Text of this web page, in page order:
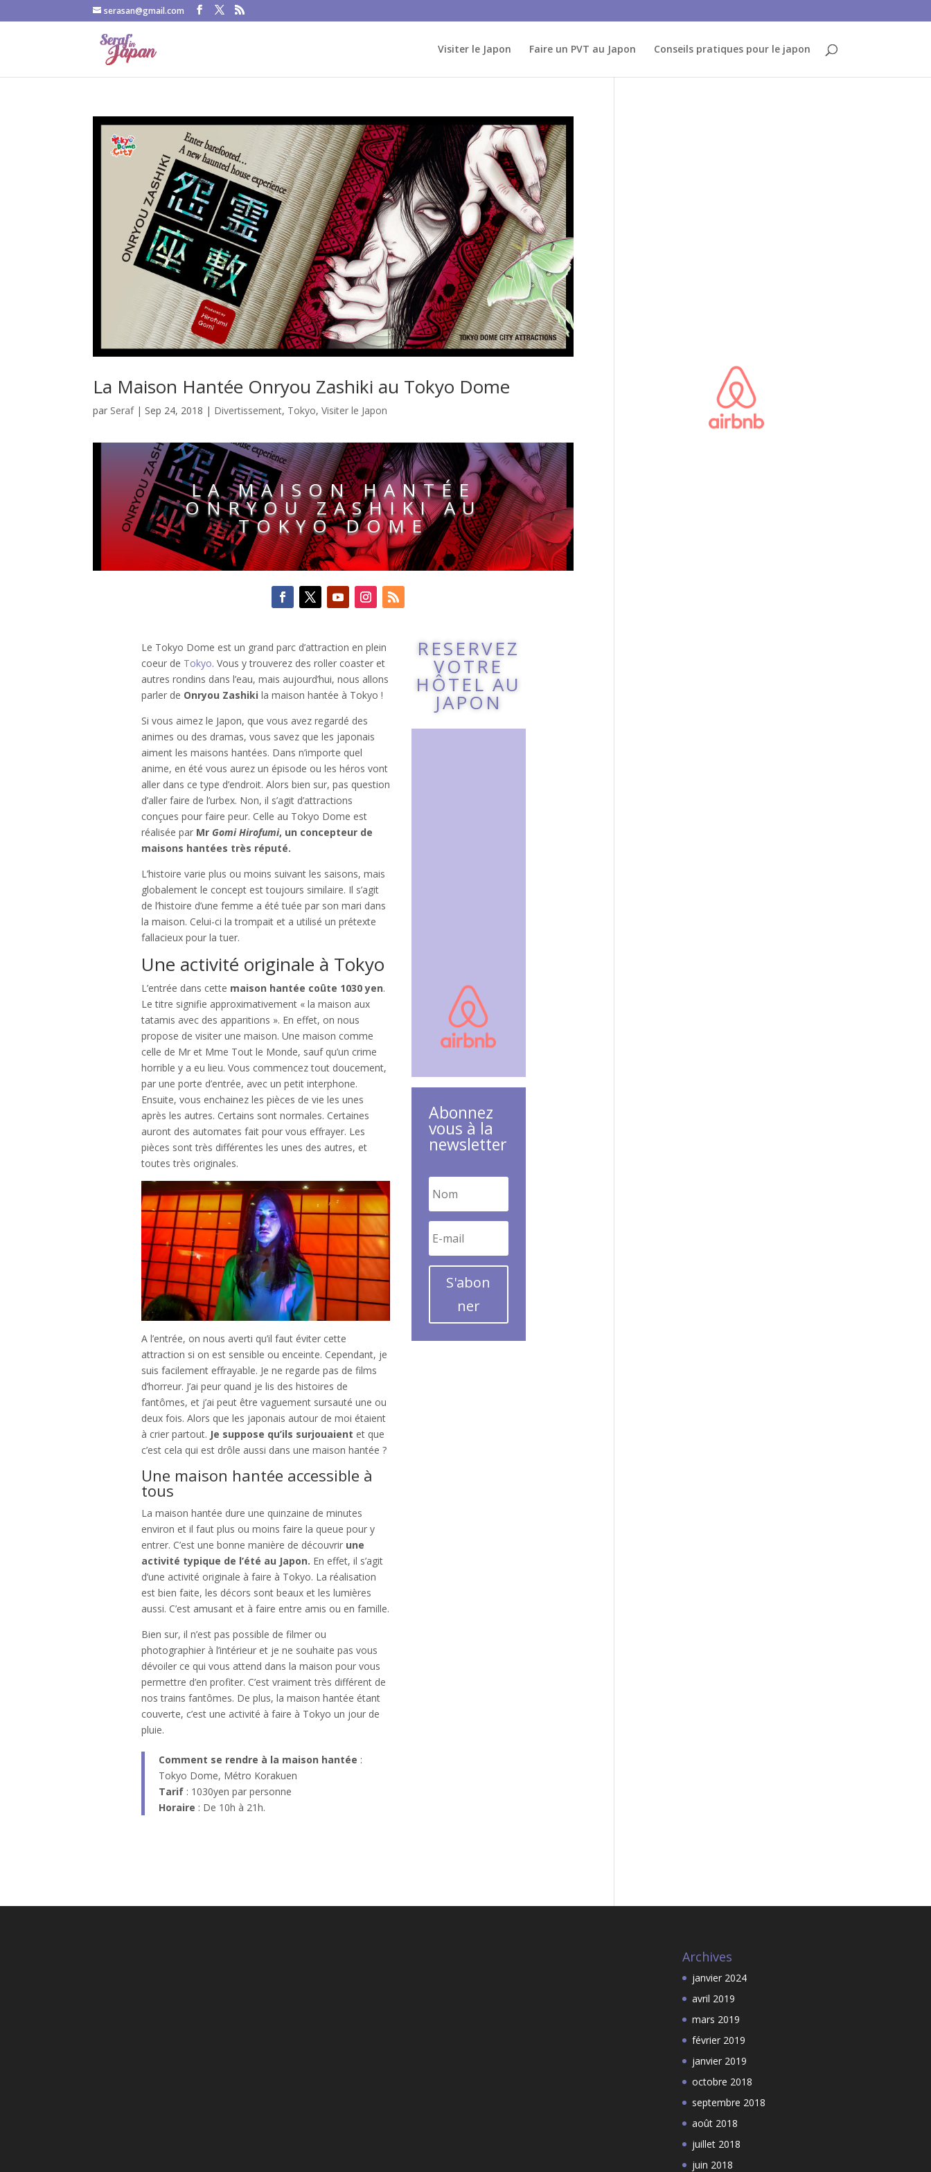
serasan@gmail.com
Visiter le Japon Faire un PVT au Japon Conseils pratiques pour le japon
La Maison Hantée Onryou Zashiki au Tokyo Dome
par Seraf| Sep 24, 2018 | Divertissement, Tokyo,Visiter le Japon
LA MAISON HANTÉE
ONRYOU ZASHIKI AU
TOKYO DOME
Le Tokyo Dome est un grand parc d’attraction en plein
coeur de Tokyo. Vous y trouverez des roller coaster et
autres rondins dans l’eau, mais aujourd’hui, nous allons
parler de Onryou Zashiki la maison hantée à Tokyo !
Si vous aimez le Japon, que vous avez regardé des
animes ou des dramas, vous savez que les japonais
aiment les maisons hantées. Dans n’importe quel
anime, en été vous aurez un épisode ou les héros vont
aller dans ce type d’endroit. Alors bien sur, pas question
d’aller faire de l’urbex. Non, il s’agit d’attractions
conçues pour faire peur. Celle au Tokyo Dome est
réalisée par Mr Gomi Hirofumi, un concepteur de
maisons hantées très réputé.
L’histoire varie plus ou moins suivant les saisons, mais
globalement le concept est toujours similaire. Il s’agit
de l’histoire d’une femme a été tuée par son mari dans
la maison. Celui-ci la trompait et a utilisé un prétexte
fallacieux pour la tuer.
Une activité originale à Tokyo
L’entrée dans cette maison hantée coûte 1030 yen.
Le titre signifie approximativement « la maison aux
tatamis avec des apparitions ». En effet, on nous
propose de visiter une maison. Une maison comme
celle de Mr et Mme Tout le Monde, sauf qu’un crime
horrible y a eu lieu. Vous commencez tout doucement,
par une porte d’entrée, avec un petit interphone.
Ensuite, vous enchainez les pièces de vie les unes
après les autres. Certains sont normales. Certaines
auront des automates fait pour vous effrayer. Les
pièces sont très différentes les unes des autres, et
toutes très originales.
A l’entrée, on nous averti qu’il faut éviter cette
attraction si on est sensible ou enceinte. Cependant, je
suis facilement effrayable. Je ne regarde pas de films
d’horreur. J’ai peur quand je lis des histoires de
fantômes, et j’ai peut être vaguement sursauté une ou
deux fois. Alors que les japonais autour de moi étaient
à crier partout. Je suppose qu’ils surjouaient et que
c’est cela qui est drôle aussi dans une maison hantée ?
Une maison hantée accessible à
tous
La maison hantée dure une quinzaine de minutes
environ et il faut plus ou moins faire la queue pour y
entrer. C’est une bonne manière de découvrir une
activité typique de l’été au Japon. En effet, il s’agit
d’une activité originale à faire à Tokyo. La réalisation
est bien faite, les décors sont beaux et les lumières
aussi. C’est amusant et à faire entre amis ou en famille.
Bien sur, il n’est pas possible de filmer ou
photographier à l’intérieur et je ne souhaite pas vous
dévoiler ce qui vous attend dans la maison pour vous
permettre d’en profiter. C’est vraiment très différent de
nos trains fantômes. De plus, la maison hantée étant
couverte, c’est une activité à faire à Tokyo un jour de
pluie.
Comment se rendre à la maison hantée :
Tokyo Dome, Métro Korakuen
Tarif: 1030yen par personne
Horaire : De 10h à 21h.
RESERVEZ
VOTRE
HÔTEL AU
JAPON
Abonnez
vous à la
newsletter
S'abon
ner
Archives
janvier 2024
avril 2019
mars 2019
février 2019
janvier 2019
octobre 2018
septembre 2018
août 2018
juillet 2018
juin 2018